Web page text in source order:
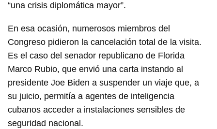
“una crisis diplomática mayor”.
En esa ocasión, numerosos miembros del
Congreso pidieron la cancelación total de la visita.
Es el caso del senador republicano de Florida
Marco Rubio, que envió una carta instando al
presidente Joe Biden a suspender un viaje que, a
su juicio, permitía a agentes de inteligencia
cubanos acceder a instalaciones sensibles de
seguridad nacional.